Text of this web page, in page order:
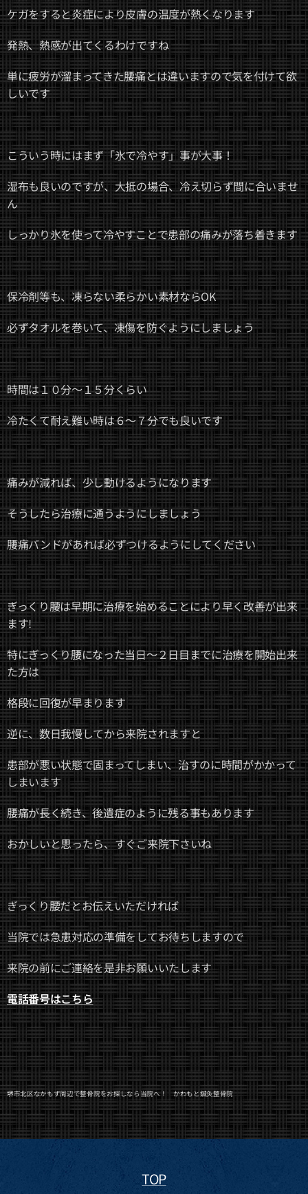
ケガをすると炎症により皮膚の温度が熱くなります
発熱、熱感が出てくるわけですね
単に疲労が溜まってきた腰痛とは違いますので気を付けて欲
しいです
こういう時にはまず「氷で冷やす」事が大事！
湿布も良いのですが、大抵の場合、冷え切らず間に合いませ
ん
しっかり氷を使って冷やすことで患部の痛みが落ち着きます
保冷剤等も、凍らない柔らかい素材ならOK
必ずタオルを巻いて、凍傷を防ぐようにしましょう
時間は１０分～１５分くらい
冷たくて耐え難い時は６～７分でも良いです
痛みが減れば、少し動けるようになります
そうしたら治療に通うようにしましょう
腰痛バンドがあれば必ずつけるようにしてください
ぎっくり腰は早期に治療を始めることにより早く改善が出来
ます!
特にぎっくり腰になった当日～２日目までに治療を開始出来
た方は
格段に回復が早まります
逆に、数日我慢してから来院されますと
患部が悪い状態で固まってしまい、治すのに時間がかかって
しまいます
腰痛が長く続き、後遺症のように残る事もあります
おかしいと思ったら、すぐご来院下さいね
ぎっくり腰だとお伝えいただければ
当院では急患対応の準備をしてお待ちしますので
来院の前にご連絡を是非お願いいたします
電話番号はこちら
堺市北区なかもず周辺で整骨院をお探しなら当院へ！ かわもと鍼灸整骨院
TOP